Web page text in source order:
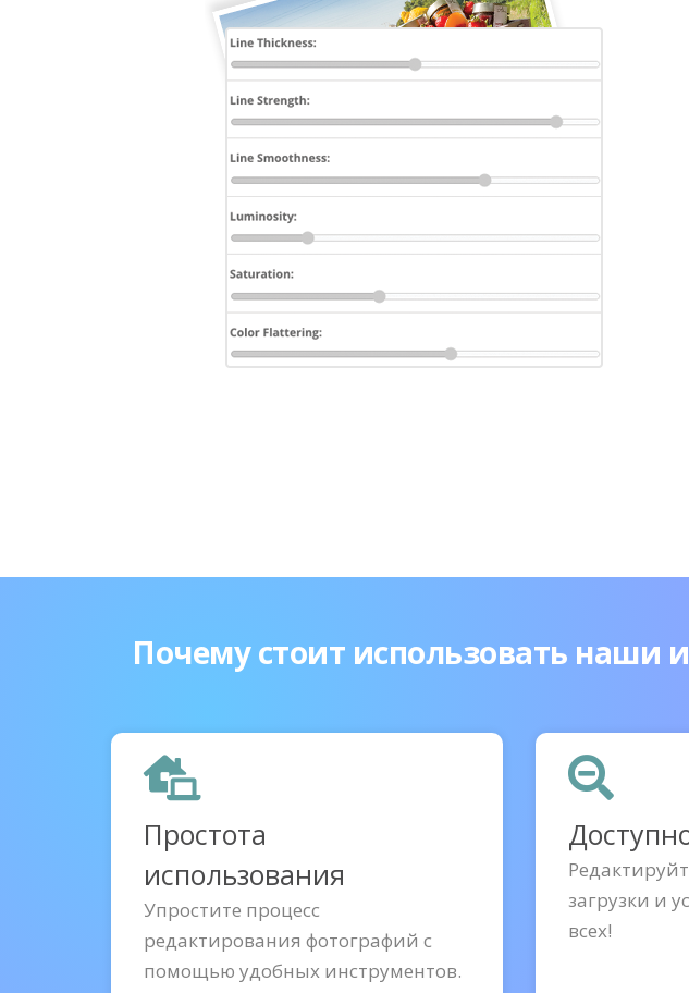
Почему стоит использовать наши
Простота
использования
Упростите процесс
редактирования фотографий с
помощью удобных инструментов.
загрузки и
всех!